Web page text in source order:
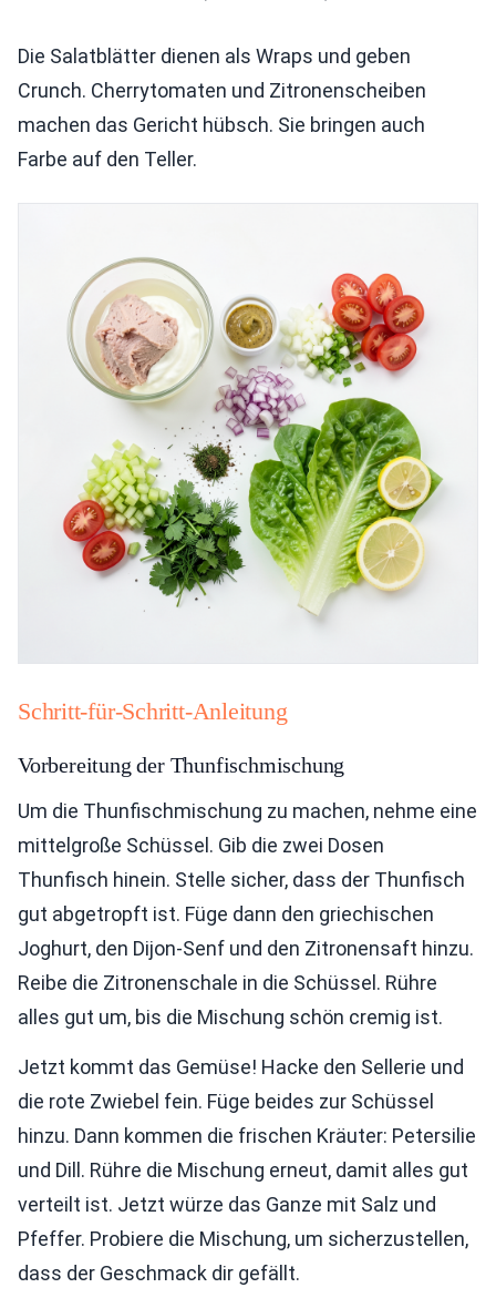
Die Salatblätter dienen als Wraps und geben
Crunch. Cherrytomaten und Zitronenscheiben
machen das Gericht hübsch. Sie bringen auch
Farbe auf den Teller.
Schritt-für-Schritt-Anleitung
Vorbereitung der Thunfischmischung
Um die Thunfischmischung zu machen, nehme eine
mittelgroße Schüssel. Gib die zwei Dosen
Thunfisch hinein. Stelle sicher, dass der Thunfisch
gut abgetropft ist. Füge dann den griechischen
Joghurt, den Dijon-Senf und den Zitronensaft hinzu.
Reibe die Zitronenschale in die Schüssel. Rühre
alles gut um, bis die Mischung schön cremig ist.
Jetzt kommt das Gemüse! Hacke den Sellerie und
die rote Zwiebel fein. Füge beides zur Schüssel
hinzu. Dann kommen die frischen Kräuter: Petersilie
und Dill. Rühre die Mischung erneut, damit alles gut
verteilt ist. Jetzt würze das Ganze mit Salz und
Pfeffer. Probiere die Mischung, um sicherzustellen,
dass der Geschmack dir gefällt.